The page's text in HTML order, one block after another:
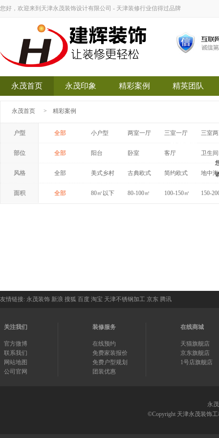
您好，欢迎来到天津永茂装饰设计有限公司 - 天津装修行业信得过品牌
永茂首页 永茂印象 精彩案例 精英团队
永茂首页 > 精彩案例
户型 全部 小户型 两室一厅 三室一厅 三室
部位 全部 阳台 卧室 客厅 卫生间
风格 全部 美式乡村 古典欧式 简约欧式 地中海
面积 全部 80㎡以下 80-100㎡ 100-150㎡ 150-
友情链接: 永茂装饰 新浪 搜狐 百度 淘宝 天津不锈钢加工 京东 腾讯
关注我们
官方微博
联系我们
网站地图
公司官网
装修服务
在线预约
免费家装报价
免费户型规划
团装优惠
在线商城
天猫旗舰店
京东旗舰店
1号店旗舰店
永
©Copyright 天津永茂装饰